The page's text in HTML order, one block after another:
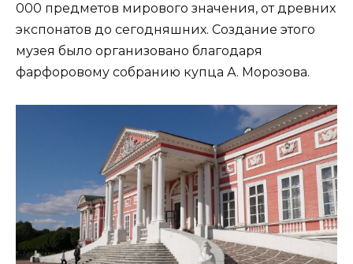
000 предметов мирового значения, от древних
экспонатов до сегодняшних. Создание этого
музея было организовано благодаря
фарфоровому собранию купца А. Морозова.